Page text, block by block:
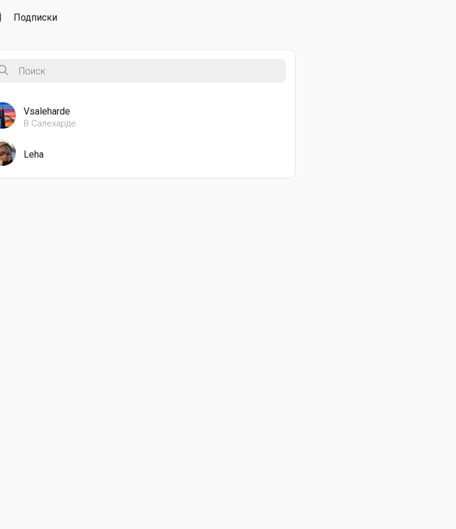
Подписки
Vsaleharde
В Салехарде
Leha